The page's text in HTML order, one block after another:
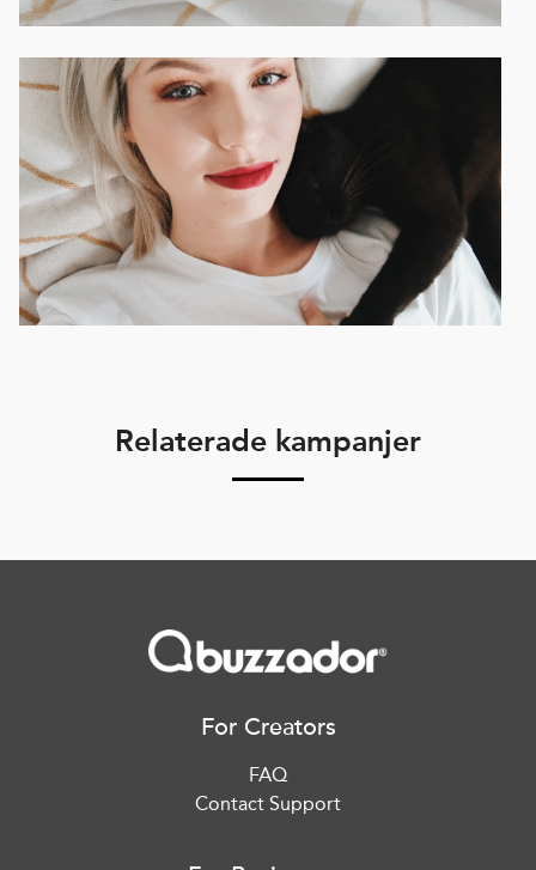
Relaterade kampanjer
For Creators
FAQ
Contact Support